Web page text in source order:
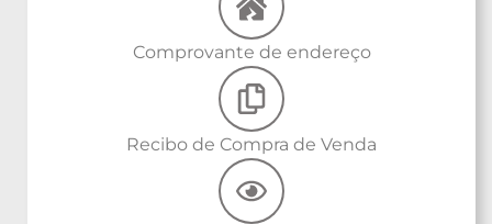
Comprovante de endereço
Recibo de Compra de Venda